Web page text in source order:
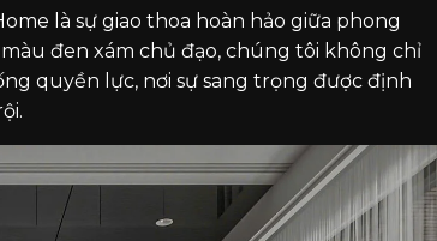
là sự giao thoa hoàn hảo giữa phong
đen xám chủ đạo, chúng tôi không chỉ
quyền lực, nơi sự sang trọng được định